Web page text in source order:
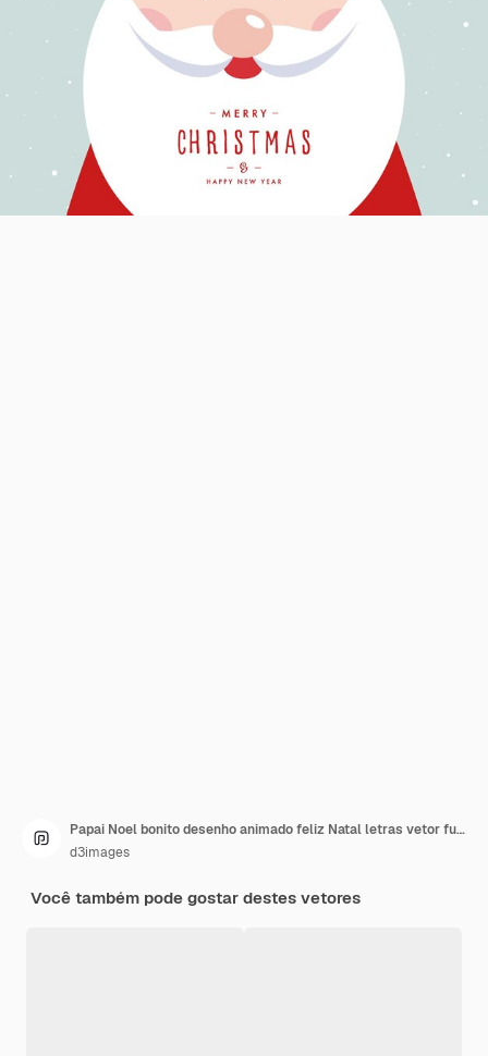
Papai Noel bonito desenho animado feliz Natal letras vetor fundo nevado
d3images
Você também pode gostar destes vetores